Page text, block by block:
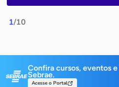
1/10
Confira cursos, eventos
Sebrae.
Acesse o Portal